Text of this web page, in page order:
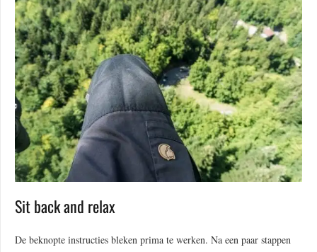
Sit back and relax
De beknopte instructies bleken prima te werken. Na een paar stappen